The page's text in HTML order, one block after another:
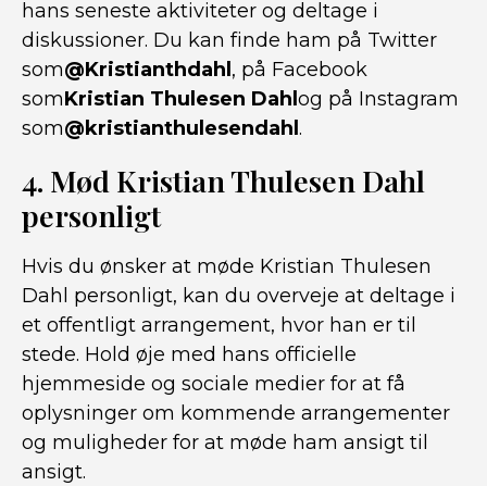
hans seneste aktiviteter og deltage i
diskussioner. Du kan finde ham på Twitter
som@Kristianthdahl , på Facebook
somKristian Thulesen Dahl og på Instagram
som@kristianthulesendahl .
4. Mød Kristian Thulesen Dahl
personligt
Hvis du ønsker at møde Kristian Thulesen
Dahl personligt, kan du overveje at deltage i
et offentligt arrangement, hvor han er til
stede. Hold øje med hans officielle
hjemmeside og sociale medier for at få
oplysninger om kommende arrangementer
og muligheder for at møde ham ansigt til
ansigt.